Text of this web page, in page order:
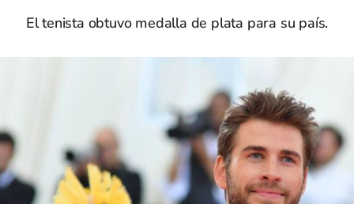
El tenista obtuvo medalla de plata para su país.